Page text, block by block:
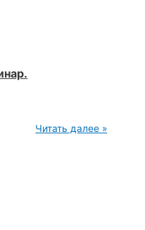
2010.10.22
Читать далее »